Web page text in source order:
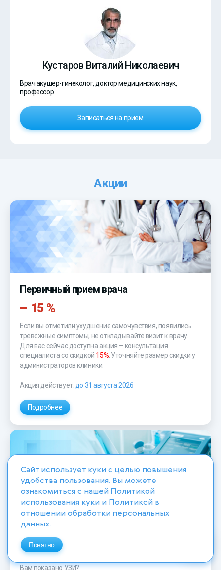
Кустаров Виталий Николаевич
Врач акушер-гинеколог, доктор медицинских наук,
профессор
Записаться на прием
Акции
Первичный прием врача
15 %
Если вы отметили ухудшение самочувствия, появились
тревожные симптомы, не откладывайте визит к врачу.
Для вас сейчас доступна акция – консультация
специалиста со скидкой 15% . Уточняйте размер скидки у
администраторов клиники.
Акция действует: до 31 августа 2026
Подробнее
Ультразвуковое исследование со
скидкой
20 %
Вам показано УЗИ?
Сайт использует куки с целью повышения
удобства пользования. Вы можете
ознакомиться с нашей Политикой
использования куки и Политикой в
отношении обработки персональных
данных.
Понятно